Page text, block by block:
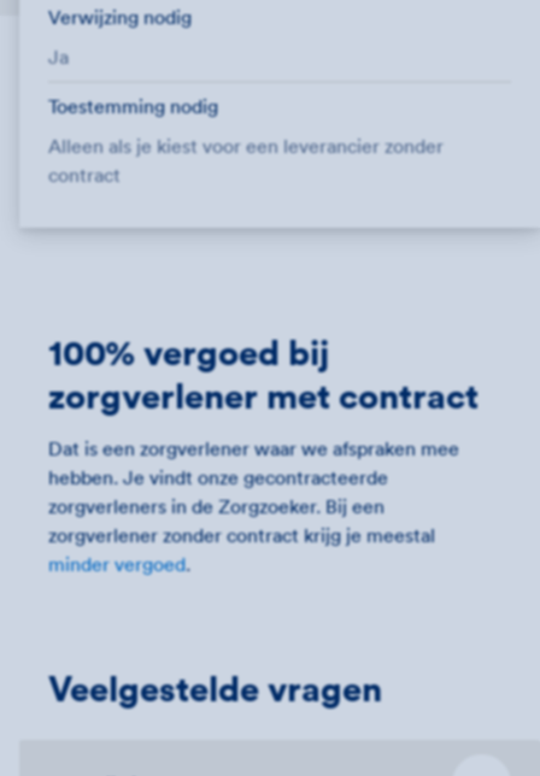
Verwijzing nodig
Ja
Toestemming nodig
Alleen als je kiest voor een leverancier zonder
contract
100% vergoed bij
zorgverlener met contract
Dat is een zorgverlener waar we afspraken mee
hebben. Je vindt onze gecontracteerde
zorgverleners in de Zorgzoeker. Bij een
zorgverlener zonder contract krijg je meestal
minder vergoed.
Veelgestelde vragen